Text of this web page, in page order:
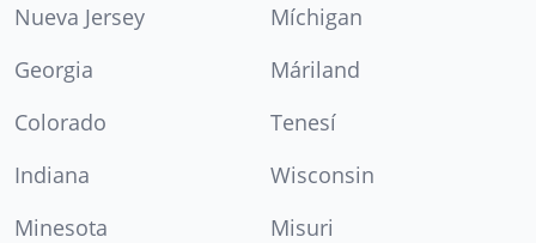
Nueva Jersey
Míchigan
Georgia
Máriland
Colorado
Tenesí
Indiana
Wisconsin
Minesota
Misuri